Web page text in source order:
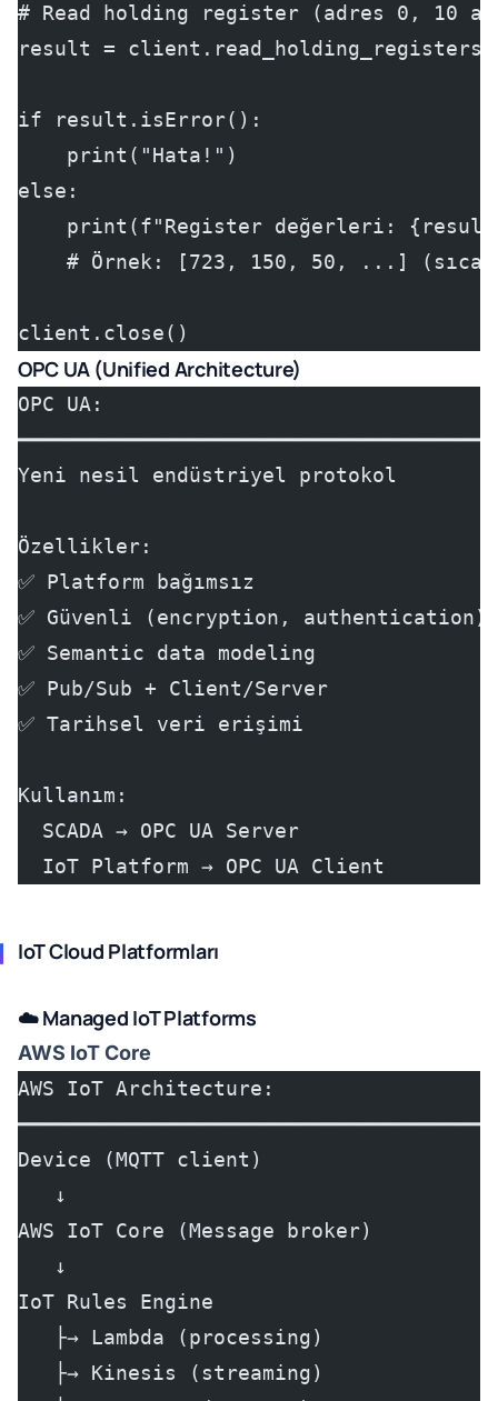
# Read holding register (adres 0, 10
result =
if result.isError():
    print("Hata!")
else:
print(f"Register değerleri:
# Örnek: [723, 150, 50, ...]
client.close()
OPC UA (Unified Architecture)
OPC UA:
Yeni nesil endüstriyel protokol
Özellikler:
✅ Platform bağımsız
✅ Güvenli (encryption, authentication)
✅ Semantic data modeling
✅ Pub/Sub + Client/Server
✅ Tarihsel veri erişimi
Kullanım:
  SCADA → OPC UA Server
  IoT Platform → OPC UA Client
IoT Cloud Platformları
☁️ Managed IoT Platforms
AWS IoT Core
AWS IoT Architecture:
Device (MQTT client)
   ↓
AWS IoT Core (Message broker)
   ↓
IoT Rules Engine
   ├→ Lambda (processing)
   ├→ Kinesis (streaming)